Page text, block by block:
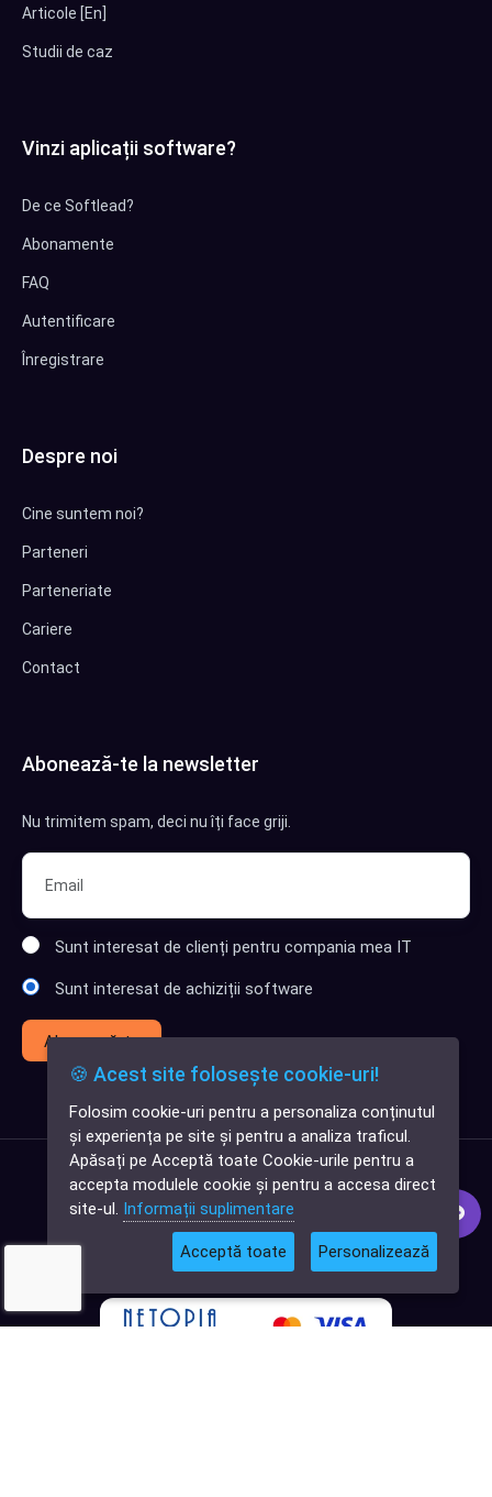
✕
Cauți o aplicație
software?
Articole [En]
Studii de caz
Vinzi aplicații software?
De ce Softlead?
Abonamente
FAQ
Autentificare
Înregistrare
Despre noi
Cine suntem noi?
Parteneri
Parteneriate
Cariere
Contact
Abonează-te la newsletter
Nu trimitem spam, deci nu îți face griji.
Sunt interesat de clienți pentru compania mea IT
Sunt interesat de achiziții software
Abonează-te
🍪 Acest site folosește cookie-uri!
Folosim cookie-uri pentru a personaliza conținutul
și experiența pe site și pentru a analiza traficul.
Apăsați pe Acceptă toate Cookie-urile pentru a
accepta modulele cookie și pentru a accesa direct
site-ul. Informații suplimentare
Acceptă toate Personalizează